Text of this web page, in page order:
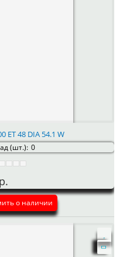
ET 48 DIA 54.1 W
(шт.): 0
о наличии